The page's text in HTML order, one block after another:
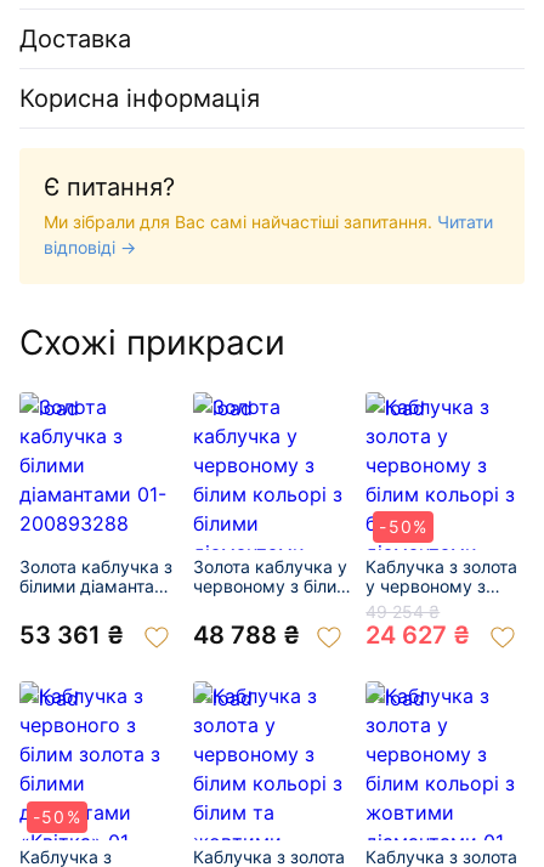
Доставка
Корисна інформація
Є питання?
Ми зібрали для Вас самі найчастіші запитання. Читати
відповіді →
Схожі прикраси
Золота каблучка з
білими діамантами
53 361 ₴
Золота каблучка у
червоному з білим
діамантами
«Квітка» 01-
48 788 ₴
-50%
Каблучка з золота
у червоному з
білим кольорі з
білими діамантами
«Квітка» 01-
49 254 ₴
24 627 ₴
-50%
Каблучка з
Каблучка з золота
Каблучка з золота